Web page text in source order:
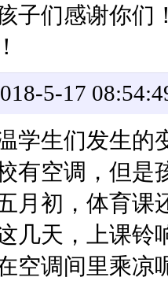
子们感谢你们
5-17
学生们发生的
有空调，但是
月初，体育课
几天，上课铃
空调间里乘凉